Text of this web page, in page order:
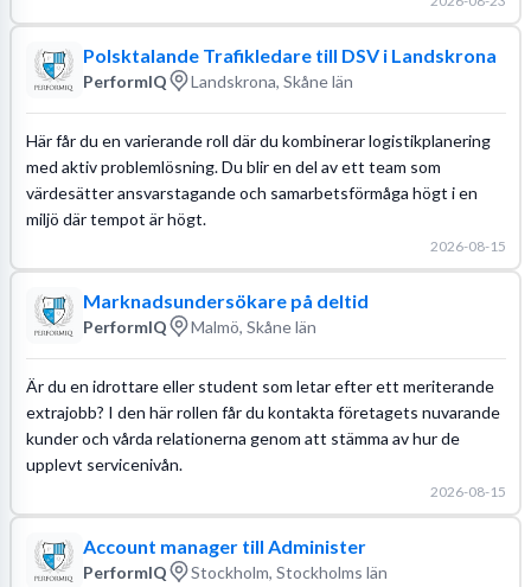
Polsktalande Trafikledare till DSV i Landskrona
PerformIQ Landskrona, Skåne län
Här får du en varierande roll där du kombinerar logistikplanering
med aktiv problemlösning. Du blir en del av ett team som
värdesätter ansvarstagande och samarbetsförmåga högt i en
miljö där tempot är högt.
2026-08-15
Marknadsundersökare på deltid
PerformIQ Malmö, Skåne län
Är du en idrottare eller student som letar efter ett meriterande
extrajobb? I den här rollen får du kontakta företagets nuvarande
kunder och vårda relationerna genom att stämma av hur de
upplevt servicenivån.
2026-08-15
Account manager till Administer
PerformIQ Stockholm, Stockholms län